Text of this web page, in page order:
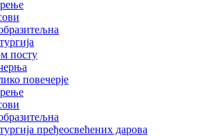
посту
повечерје
пређеосвећених дарова